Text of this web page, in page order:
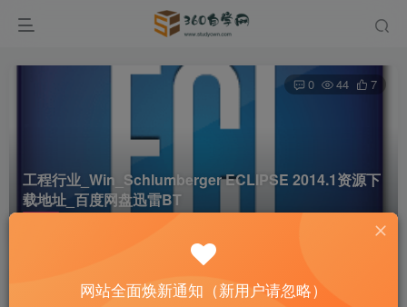
工程行业_Win_Schlumberger ECLIPSE 2014.1资源下
载地址_百度网盘迅雷BT
0 44 7
热心网友 关注
网站全面焕新通知（新用户请忽略）